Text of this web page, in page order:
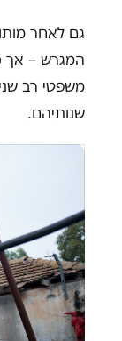
גם לאחר
המגרש – אך
משפטי רב
שנותיהם.